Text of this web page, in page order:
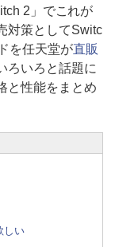
2」でこれが
対策としてSwitc
を任天堂が直販
ろいろと話題に
と性能をまとめ
しい